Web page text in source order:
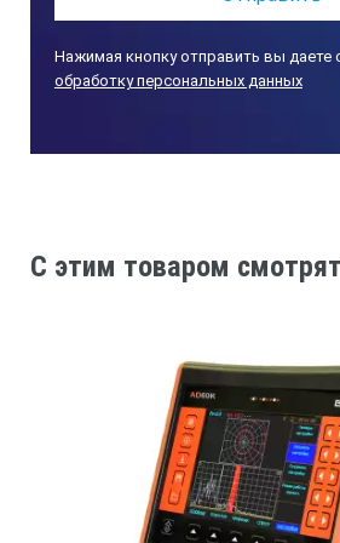
дифракций на концах трещины и
дефектоскопа понятный и легко
Мультисканирование
Нажимая кнопку отправить вы даете
обработку персональных данных
C этим товаром смотрят